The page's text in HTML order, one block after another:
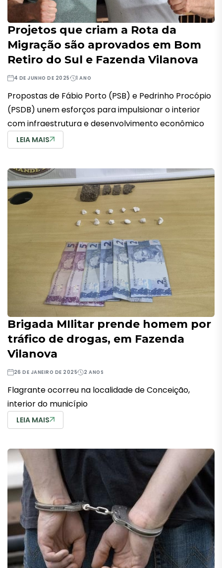
Projetos que criam a Rota da
Migração são aprovados em Bom
Retiro do Sul e Fazenda Vilanova
4 DE JUNHO DE 2025 1 ANO
Propostas de Fábio Porto (PSB) e Pedrinho Procópio
(PSDB) unem esforços para impulsionar o interior
com infraestrutura e desenvolvimento econômico
LEIA MAIS
Brigada MIlitar prende homem por
tráfico de drogas, em Fazenda
Vilanova
26 DE JANEIRO DE 2025 2 ANOS
Flagrante ocorreu na localidade de Conceição,
interior do município
LEIA MAIS